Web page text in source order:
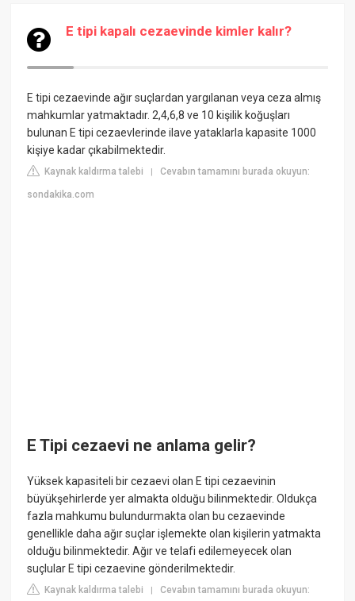
E tipi kapalı cezaevinde kimler kalır?
E tipi cezaevinde ağır suçlardan yargılanan veya ceza almış
mahkumlar yatmaktadır. 2,4,6,8 ve 10 kişilik koğuşları
bulunan E tipi cezaevlerinde ilave yataklarla kapasite 1000
kişiye kadar çıkabilmektedir.
Kaynak kaldırma talebi |Cevabın tamamını burada okuyun:
sondakika.com
E Tipi cezaevi ne anlama gelir?
Yüksek kapasiteli bir cezaevi olan E tipi cezaevinin
büyükşehirlerde yer almakta olduğu bilinmektedir. Oldukça
fazla mahkumu bulundurmakta olan bu cezaevinde
genellikle daha ağır suçlar işlemekte olan kişilerin yatmakta
olduğu bilinmektedir. Ağır ve telafi edilemeyecek olan
suçlular E tipi cezaevine gönderilmektedir.
Kaynak kaldırma talebi |Cevabın tamamını burada okuyun: